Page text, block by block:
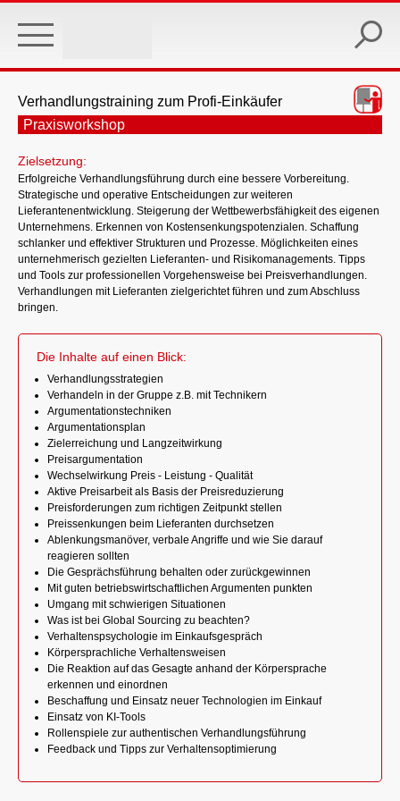
main
Verhandlungstraining zum Profi-Einkäufer
Praxisworkshop
Zielsetzung:
Erfolgreiche Verhandlungsführung durch eine bessere Vorbereitung.
Strategische und operative Entscheidungen zur weiteren
Lieferantenentwicklung. Steigerung der Wettbewerbsfähigkeit des eigenen
Unternehmens. Erkennen von Kostensenkungspotenzialen. Schaffung
schlanker und effektiver Strukturen und Prozesse. Möglichkeiten eines
unternehmerisch gezielten Lieferanten- und Risikomanagements. Tipps
und Tools zur professionellen Vorgehensweise bei Preisverhandlungen.
Verhandlungen mit Lieferanten zielgerichtet führen und zum Abschluss
bringen.
Die Inhalte auf einen Blick:
Verhandlungsstrategien
Verhandeln in der Gruppe z.B. mit Technikern
Argumentationstechniken
Argumentationsplan
Zielerreichung und Langzeitwirkung
Preisargumentation
Wechselwirkung Preis - Leistung - Qualität
Aktive Preisarbeit als Basis der Preisreduzierung
Preisforderungen zum richtigen Zeitpunkt stellen
Preissenkungen beim Lieferanten durchsetzen
Ablenkungsmanöver, verbale Angriffe und wie Sie darauf
reagieren sollten
Die Gesprächsführung behalten oder zurückgewinnen
Mit guten betriebswirtschaftlichen Argumenten punkten
Umgang mit schwierigen Situationen
Was ist bei Global Sourcing zu beachten?
Verhaltenspsychologie im Einkaufsgespräch
Körpersprachliche Verhaltensweisen
Die Reaktion auf das Gesagte anhand der Körpersprache
erkennen und einordnen
Beschaffung und Einsatz neuer Technologien im Einkauf
Einsatz von KI-Tools
Rollenspiele zur authentischen Verhandlungsführung
Feedback und Tipps zur Verhaltensoptimierung